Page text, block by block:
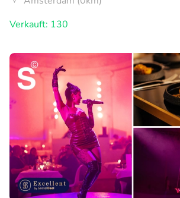
Verkauft: 130